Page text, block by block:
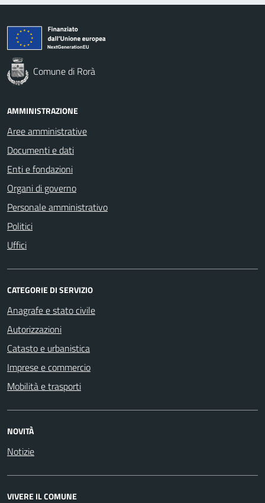
Comune di Rorà
AMMINISTRAZIONE
Aree amministrative
Documenti e dati
Enti e fondazioni
Organi di governo
Personale amministrativo
Politici
Uffici
CATEGORIE DI SERVIZIO
Anagrafe e stato civile
Autorizzazioni
Catasto e urbanistica
Imprese e commercio
Mobilità e trasporti
NOVITÀ
Notizie
VIVERE IL COMUNE